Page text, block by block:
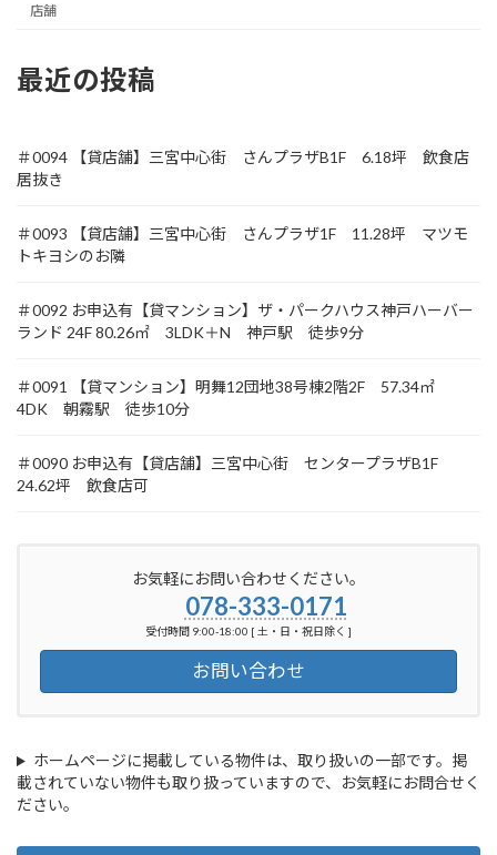
店舗
最近の投稿
＃0094 【貸店舗】三宮中心街 さんプラザB1F 6.18坪 飲食店
居抜き
＃0093 【貸店舗】三宮中心街 さんプラザ1F 11.28坪 マツモ
トキヨシのお隣
＃0092 お申込有【貸マンション】ザ・パークハウス神戸ハーバー
ランド 24F 80.26㎡ 3LDK＋N 神戸駅 徒歩9分
＃0091 【貸マンション】明舞12団地38号棟2階2F 57.34㎡
4DK 朝霧駅 徒歩10分
＃0090 お申込有【貸店舗】三宮中心街 センタープラザB1F
24.62坪 飲食店可
お気軽にお問い合わせください。
078-333-0171
受付時間 9:00-18:00 [ 土・日・祝日除く ]
お問い合わせ
ホームページに掲載している物件は、取り扱いの一部です。掲
載されていない物件も取り扱っていますので、お気軽にお問合せく
ださい。